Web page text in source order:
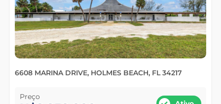
6608 MARINA DRIVE, HOLMES BEACH, FL 34217
Preço